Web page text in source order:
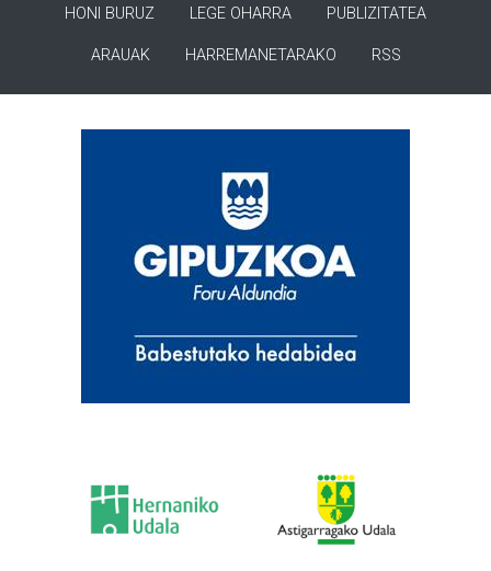
HONI BURUZ LEGE OHARRA PUBLIZITATEA
ARAUAK HARREMANETARAKO RSS